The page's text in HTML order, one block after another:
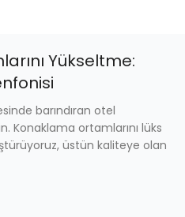
Yükseltme:
barındıran otel
Konaklama ortamlarını lüks
üstün kaliteye olan